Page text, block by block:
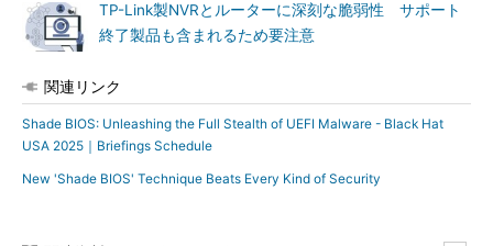
TP-Link製NVRとルーターに深刻な脆弱性 サポート
終了製品も含まれるため要注意
関連リンク
Shade BIOS: Unleashing the Full Stealth of UEFI Malware - Black Hat
USA 2025｜Briefings Schedule
New 'Shade BIOS' Technique Beats Every Kind of Security